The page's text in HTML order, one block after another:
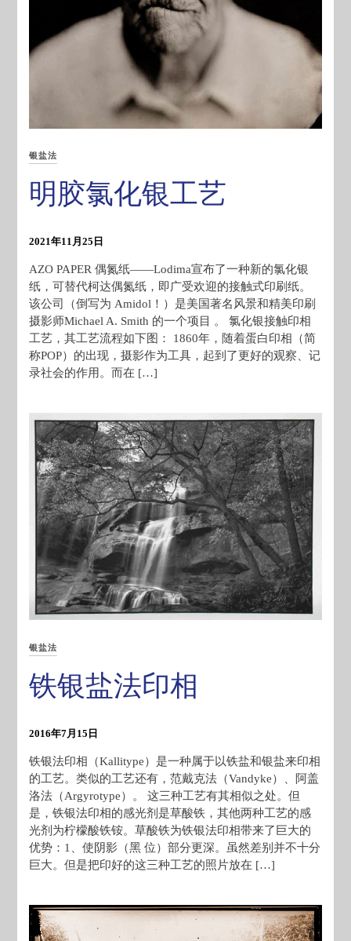
银盐法
明胶氯化银工艺
2021年11月25日
AZO PAPER 偶氮纸——Lodima宣布了一种新的氯化银
纸，可替代柯达偶氮纸，即广受欢迎的接触式印刷纸。
该公司（倒写为 Amidol！）是美国著名风景和精美印刷
摄影师Michael A. Smith 的一个项目 。 氯化银接触印相
工艺，其工艺流程如下图： 1860年，随着蛋白印相（简
称POP）的出现，摄影作为工具，起到了更好的观察、记
录社会的作用。而在 […]
银盐法
铁银盐法印相
2016年7月15日
铁银法印相（Kallitype）是一种属于以铁盐和银盐来印相
的工艺。类似的工艺还有，范戴克法（Vandyke）、阿盖
洛法（Argyrotype）。 这三种工艺有其相似之处。但
是，铁银法印相的感光剂是草酸铁，其他两种工艺的感
光剂为柠檬酸铁铵。草酸铁为铁银法印相带来了巨大的
优势：1、使阴影（黑 位）部分更深。虽然差别并不十分
巨大。但是把印好的这三种工艺的照片放在 […]